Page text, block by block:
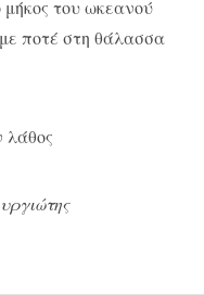
του ωκεανού
ποτέ στη θάλασσα
λάθος